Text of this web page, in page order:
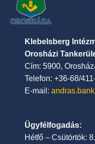
Klebelsberg
Orosházi
Cím: 5900,
Telefon: +36-68/
E-mail:
Ügyfélfogadás:
Hétfő – Csütörtök: